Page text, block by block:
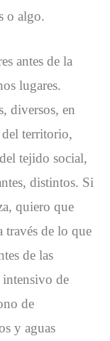
o algo.
antes de la
lugares.
diversos, en
del territorio,
tejido social,
distintos. Si
quiero que
través de lo que
de las
intensivo de
de
y aguas